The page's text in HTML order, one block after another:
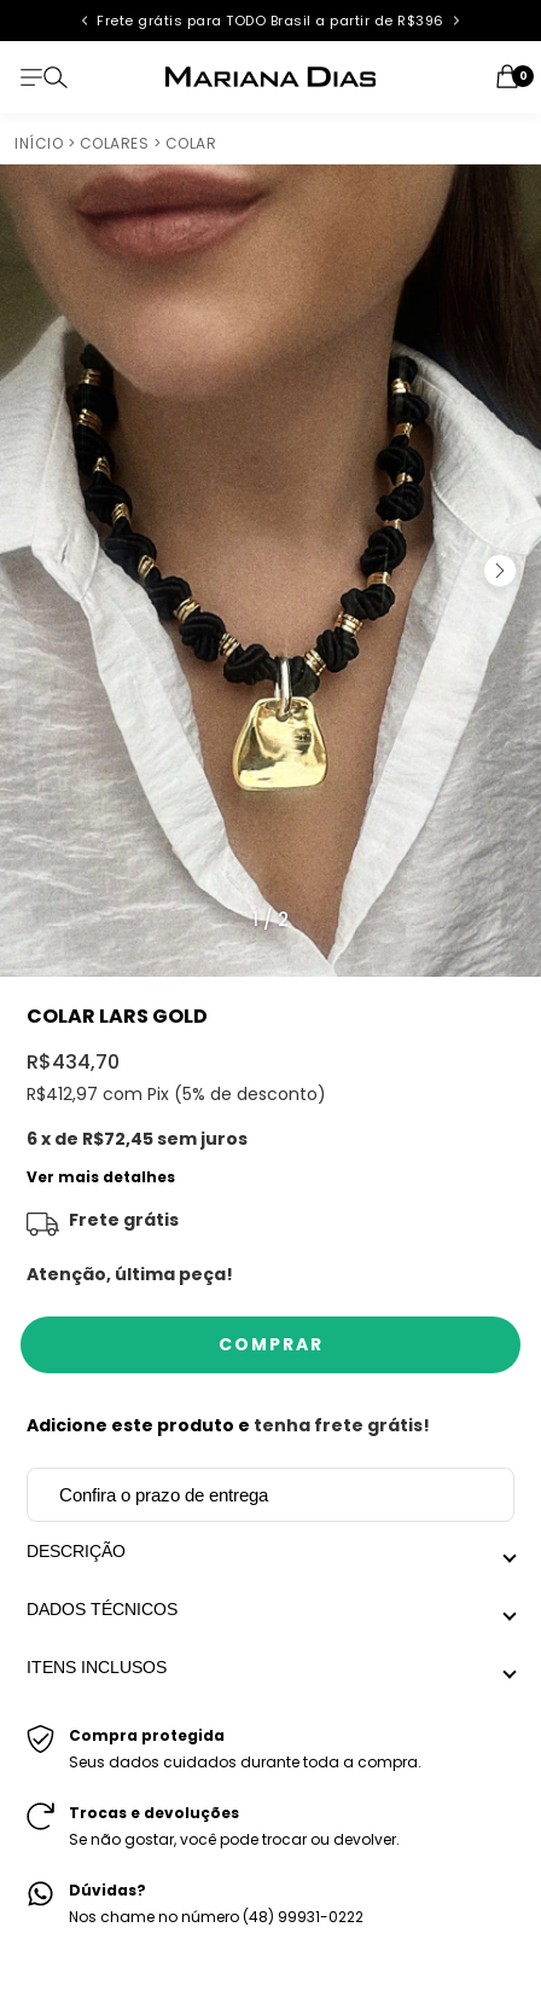
Área do Lojista
0
INÍCIO > COLARES > COLAR
1/2
COLAR LARS GOLD
R$434,70
R$412,97 com Pix (5% de desconto)
6x de R$72,45sem juros
Ver mais detalhes
Frete grátis
Atenção, última peça!
Adicione este produto e tenha frete grátis!
Confira o prazo de entrega
DESCRIÇÃO
Colar formado por Cordão de São Francisco preto e
DADOS TÉCNICOS
regulagem 45cm x Maior regulagem 54cm
ITENS INCLUSOS
-Embalagem personalizada Mariana Dias Acessórios.
Compra protegida
Seus dados cuidados durante toda a compra.
Trocas e devoluções
Se não gostar, você pode trocar ou devolver.
Dúvidas?
Nos chame no número (48) 99931-0222